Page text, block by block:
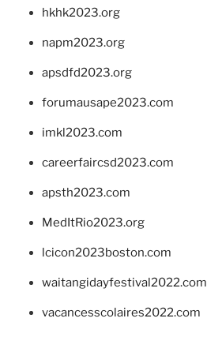
hkhk2023.org
napm2023.org
apsdfd2023.org
forumausape2023.com
imkl2023.com
careerfaircsd2023.com
apsth2023.com
MedItRio2023.org
lcicon2023boston.com
waitangidayfestival2022.com
vacancesscolaires2022.com